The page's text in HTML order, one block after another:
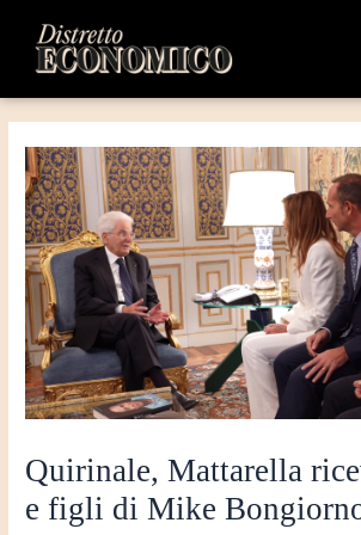
contenuto
Quirinale, Mattarella
e figli di Mike
articoli